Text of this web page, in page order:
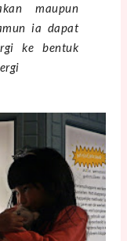
maupun
ia dapat
ke bentuk